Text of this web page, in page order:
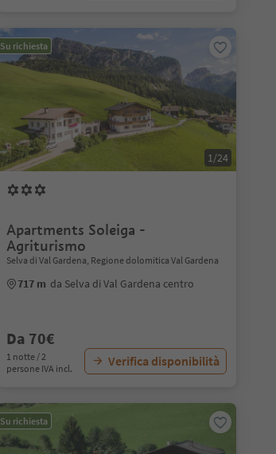
Su richiesta
1/24
Apartments Soleiga -
Agriturismo
Selva di Val Gardena, Regione dolomitica Val Gardena
717 m da Selva di Val Gardena centro
Da 70€
1 notte / 2
persone IVA incl.
Verifica disponibilità
Su richiesta